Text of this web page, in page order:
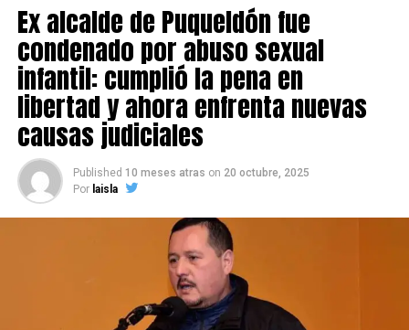
Ex alcalde de Puqueldón fue
condenado por abuso sexual
infantil: cumplió la pena en
libertad y ahora enfrenta nuevas
causas judiciales
Published 10 meses atras on 20 octubre, 2025
Por laisla